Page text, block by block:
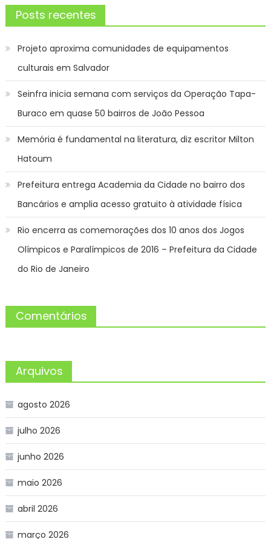
Posts recentes
Projeto aproxima comunidades de equipamentos
culturais em Salvador
Seinfra inicia semana com serviços da Operação Tapa-
Buraco em quase 50 bairros de João Pessoa
Memória é fundamental na literatura, diz escritor Milton
Hatoum
Prefeitura entrega Academia da Cidade no bairro dos
Bancários e amplia acesso gratuito à atividade física
Rio encerra as comemorações dos 10 anos dos Jogos
Olímpicos e Paralímpicos de 2016 – Prefeitura da Cidade
do Rio de Janeiro
Comentários
Arquivos
agosto 2026
julho 2026
junho 2026
maio 2026
abril 2026
março 2026